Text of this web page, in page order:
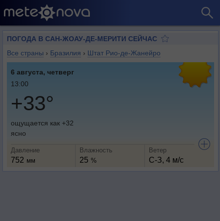
ПОГОДА В САН-ЖОАУ-ДЕ-МЕРИТИ СЕЙЧАС
Все страны › Бразилия › Штат Рио-де-Жанейро
6 августа, четверг
13:00
+33°
ощущается как +32
ясно
Давление
752 мм
Влажность
25 %
Ветер
С-З, 4 м/с